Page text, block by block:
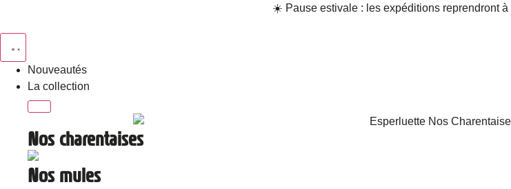
☀️ Pause estivale : les expéditions reprendront à
Nouveautés
La collection
Nos charentaises
Nos mules